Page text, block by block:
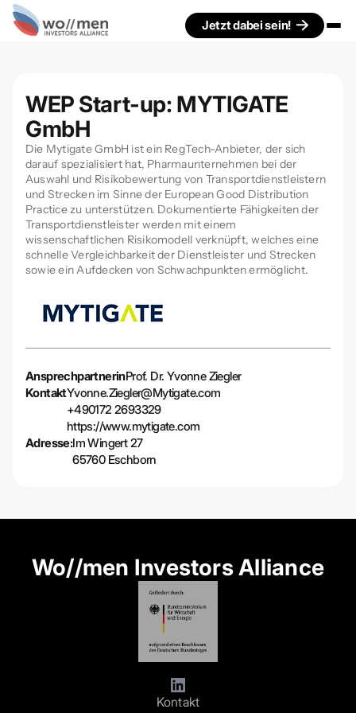
Jetzt dabei sein!
WEP Start-up: MYTIGATE
GmbH
Die Mytigate GmbH ist ein RegTech-Anbieter, der sich
darauf spezialisiert hat, Pharmaunternehmen bei der
Auswahl und Risikobewertung von Transportdienstleistern
und Strecken im Sinne der European Good Distribution
Practice zu unterstützen. Dokumentierte Fähigkeiten der
Transportdienstleister werden mit einem
wissenschaftlichen Risikomodell verknüpft, welches eine
schnelle Vergleichbarkeit der Dienstleister und Strecken
sowie ein Aufdecken von Schwachpunkten ermöglicht.
AnsprechpartnerinProf. Dr. Yvonne Ziegler
KontaktYvonne.Ziegler@Mytigate.com
+490172 2693329
https://www.mytigate.com
Adresse:Im Wingert 27
65760 Eschborn
Wo//men Investors Alliance
Kontakt